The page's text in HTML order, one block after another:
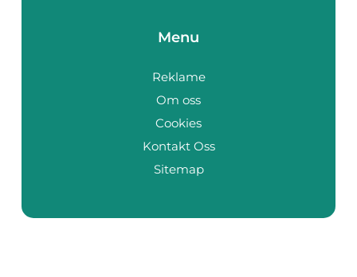
Menu
Reklame
Om oss
Cookies
Kontakt Oss
Sitemap